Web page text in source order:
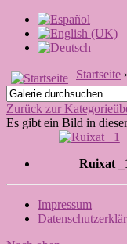
Startseite
Zurück zur
Es gibt ein Bild in
Ruixat
Impressum